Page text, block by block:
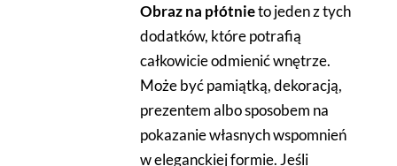
Obraz na płótnieto jeden z tych
dodatków, które potrafią
całkowicie odmienić wnętrze.
Może być pamiątką, dekoracją,
prezentem albo sposobem na
pokazanie własnych wspomnień
w eleganckiej formie. Jeśli